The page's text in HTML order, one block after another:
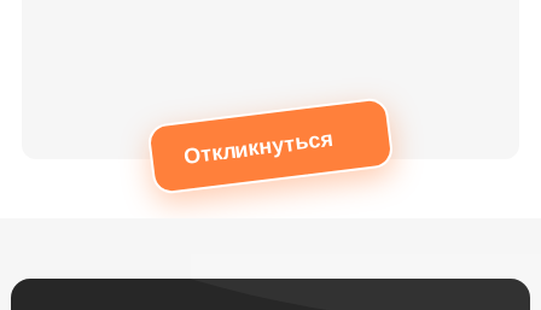
Откликнуться